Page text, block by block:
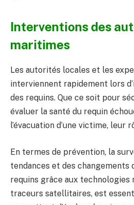
Interventions des
maritimes
Les autorités locales et les
interviennent rapidement lors
des requins. Que ce soit pour
évaluer la santé du requin
l’évacuation d’une victime, leur
En termes de prévention, la
tendances et des changements
requins grâce aux technologies
traceurs satellitaires, est